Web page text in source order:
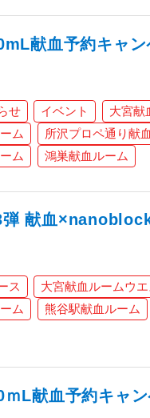
献血予約キャ
せ イベント 大宮献
ム
所沢プロペ通り献
ム
鴻巣献血ルーム
弾 献血
ス 大宮献血ルームウエ
ム
熊谷駅献血ルーム
ｍL献血予約キャ